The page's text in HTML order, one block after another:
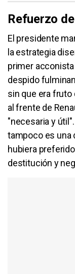
Refuerzo
El presidente
la estrategia
primer
despido
sin que era fruto
al frente de
"necesaria y
tampoco es una
hubiera
destitución y